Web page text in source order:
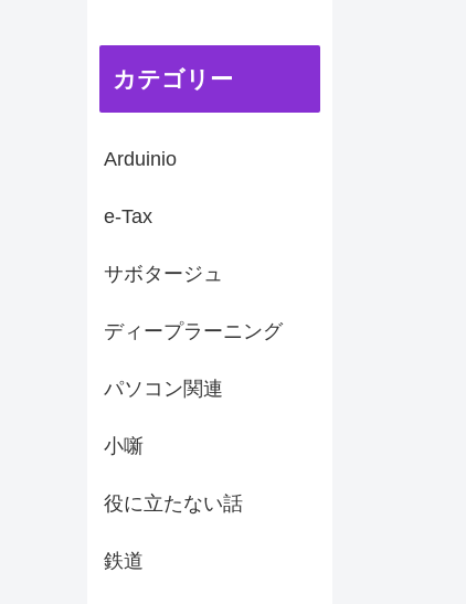
カテゴリー
Arduinio
e-Tax
サボタージュ
ディープラーニング
パソコン関連
小噺
役に立たない話
鉄道